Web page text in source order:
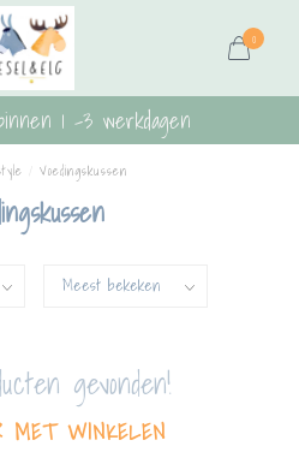
0
1 -3 werkdagen
Voedingskussen
gevonden!
MET WINKELEN